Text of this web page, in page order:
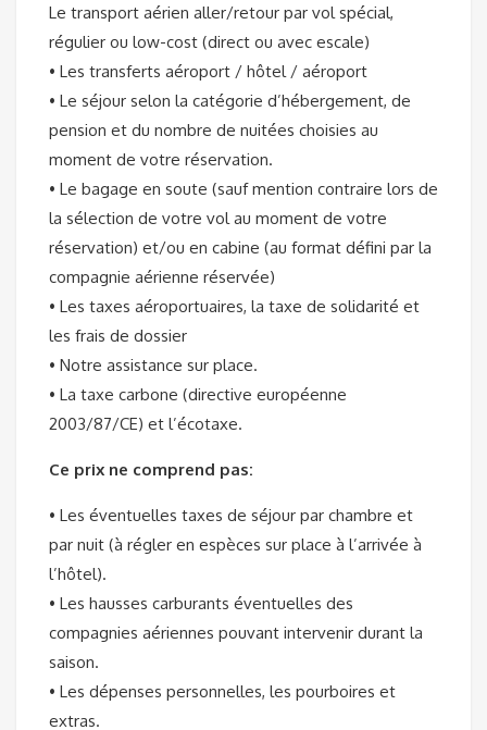
Le transport aérien aller/retour par vol spécial,
régulier ou low-cost (direct ou avec escale)
• Les transferts aéroport / hôtel / aéroport
• Le séjour selon la catégorie d’hébergement, de
pension et du nombre de nuitées choisies au
moment de votre réservation.
• Le bagage en soute (sauf mention contraire lors de
la sélection de votre vol au moment de votre
réservation) et/ou en cabine (au format défini par la
compagnie aérienne réservée)
• Les taxes aéroportuaires, la taxe de solidarité et
les frais de dossier
• Notre assistance sur place.
• La taxe carbone (directive européenne
2003/87/CE) et l’écotaxe.
Ce prix ne comprend pas:
• Les éventuelles taxes de séjour par chambre et
par nuit (à régler en espèces sur place à l’arrivée à
l’hôtel).
• Les hausses carburants éventuelles des
compagnies aériennes pouvant intervenir durant la
saison.
• Les dépenses personnelles, les pourboires et
extras.